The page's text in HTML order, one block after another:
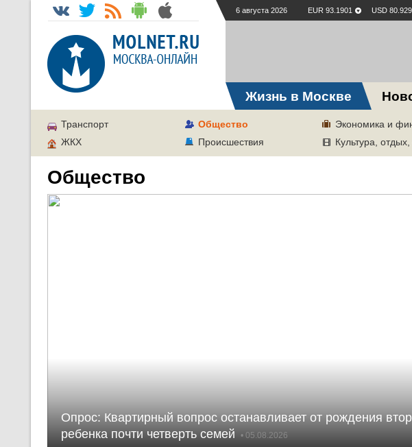
6 августа 2026 EUR 93.1901 USD
Жизнь в Москве
Транспорт Общество Экономика и
ЖКХ
Происшествия Культура,
Общество
Опрос: Квартирный вопрос останавливает от рождения
ребенка почти четверть семей
• 05.08.2026